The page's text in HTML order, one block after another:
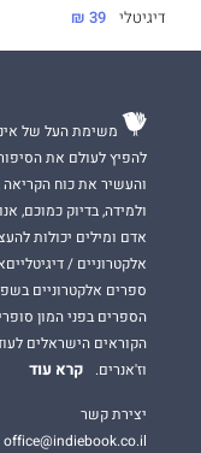
דיגיטלי 39 ₪
משימת העל של
להפיץ לעולם את
והעשיר את כוח
ולמידה, בדיוק כמוכם,
אדם ומילים יכולות
אלקטרוניים /
ספרים אלקטרוניים
הספרים בפני המון
הקוראים הישראלים
וז'אנרים.
קרא עוד
יצירת קשר
office@indiebook.co.il